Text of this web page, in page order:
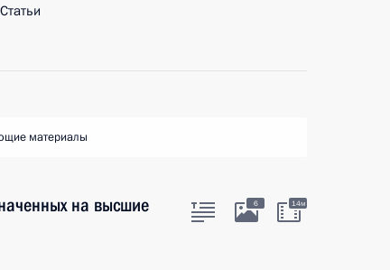
Статьи
материалы
на высшие
6 14м